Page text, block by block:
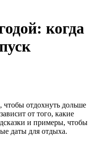
когда
чтобы отдохнуть дольше
от того, какие
и примеры, чтобы
даты для отдыха.